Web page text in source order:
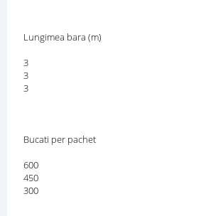
Lungimea bara (m)
3
3
3
Bucati per pachet
600
450
300